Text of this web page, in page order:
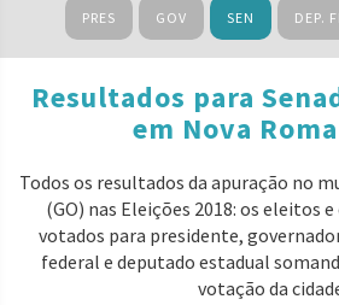
PRES GOV SEN DEP.
Resultados para
em Nova
Todos os resultados da apuração no
(GO) nas Eleições 2018: os eleitos
votados para presidente,
federal e deputado estadual
votação da